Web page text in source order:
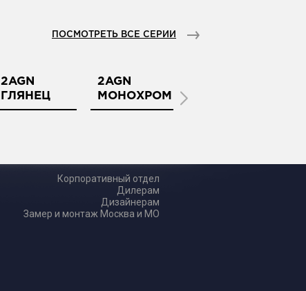
ПОСМОТРЕТЬ ВСЕ СЕРИИ
2AGN
ГЛЯНЕЦ
2AGN
МОНОХРОМ
Корпоративный отдел
Дилерам
Дизайнерам
Замер и монтаж Москва и МО